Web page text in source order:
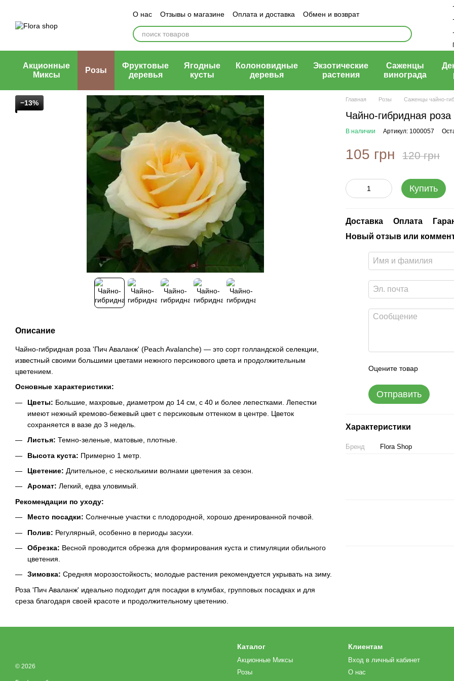
О нас Отзывы о магазине Оплата и доставка
Обмен и возврат
Блог магазина
Публичный договор (оферта)
Акционные
Миксы
Розы
Фруктовые
деревья
Ягодные
кусты
Колоновидные
деревья
Экзотические
растения
Саженцы
винограда
−13%
Описание
Чайно-гибридная роза 'Пич Аваланж' (Peach Avalanche) — это сорт голландской селекции,
известный своими большими цветами нежного персикового цвета и продолжительным
цветением.
Основные характеристики:
Цветы: Большие, махровые, диаметром до 14 см, с 40 и более лепестками. Лепестки
имеют нежный кремово-бежевый цвет с персиковым оттенком в центре. Цветок
сохраняется в вазе до 3 недель.
Листья: Темно-зеленые, матовые, плотные.
Высота куста: Примерно 1 метр.
Цветение: Длительное, с несколькими волнами цветения за сезон.
Аромат: Легкий, едва уловимый.
Рекомендации по уходу:
Место посадки: Солнечные участки с плодородной, хорошо дренированной почвой.
Полив: Регулярный, особенно в периоды засухи.
Обрезка: Весной проводится обрезка для формирования куста и стимуляции обильного
цветения.
Зимовка: Средняя морозостойкость; молодые растения рекомендуется укрывать на зиму.
Роза 'Пич Аваланж' идеально подходит для посадки в клумбах, групповых посадках и для
среза благодаря своей красоте и продолжительному цветению.
Главная Розы Саженцы чайно-
Чайно-гибридная
В наличии Артикул: 1000057
105 грн 120 грн
Купить
Доставка Оплата
Новый отзыв или
Оцените товар
Отправить
Характеристики
Бренд Flora Shop
© 2026
Каталог
Акционные Миксы
Розы
Клиентам
Вход в личный кабинет
О нас